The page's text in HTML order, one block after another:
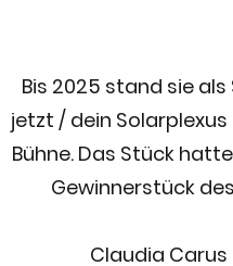
Bis 2025 stand sie
jetzt / dein
Bühne. Das Stück
Gewinnerstück
Claudia